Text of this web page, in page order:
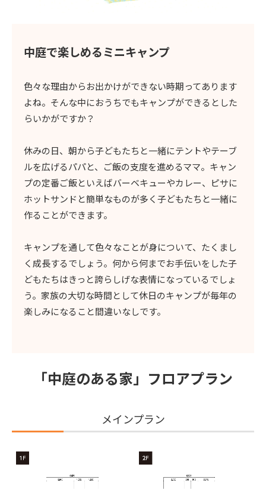
中庭で楽しめるミニキャンプ
色々な理由からお出かけができない時期ってあります
よね。そんな中におうちでもキャンプができるとした
らいかがですか？
休みの日、朝から子どもたちと一緒にテントやテーブ
ルを広げるパパと、ご飯の支度を進めるママ。キャン
プの定番ご飯といえばバーベキューやカレー、ピサに
ホットサンドと簡単なものが多く子どもたちと一緒に
作ることができます。
キャンプを通して色々なことが身について、たくまし
く成長するでしょう。何から何までお手伝いをした子
どもたちはきっと誇らしげな表情になっているでしょ
う。家族の大切な時間として休日のキャンプが毎年の
楽しみになること間違いなしです。
「中庭のある家」 フロアプラン
メインプラン